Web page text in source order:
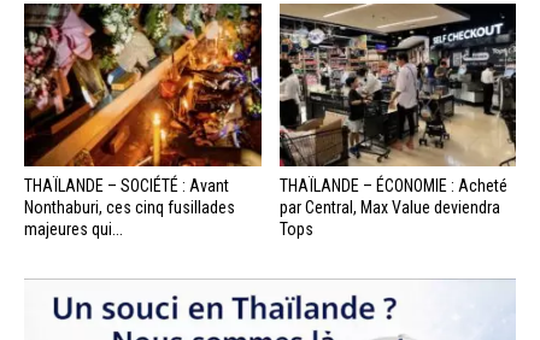
THAÏLANDE – SOCIÉTÉ : Avant
Nonthaburi, ces cinq fusillades
majeures qui...
THAÏLANDE – ÉCONOMIE : Acheté
par Central, Max Value deviendra
Tops